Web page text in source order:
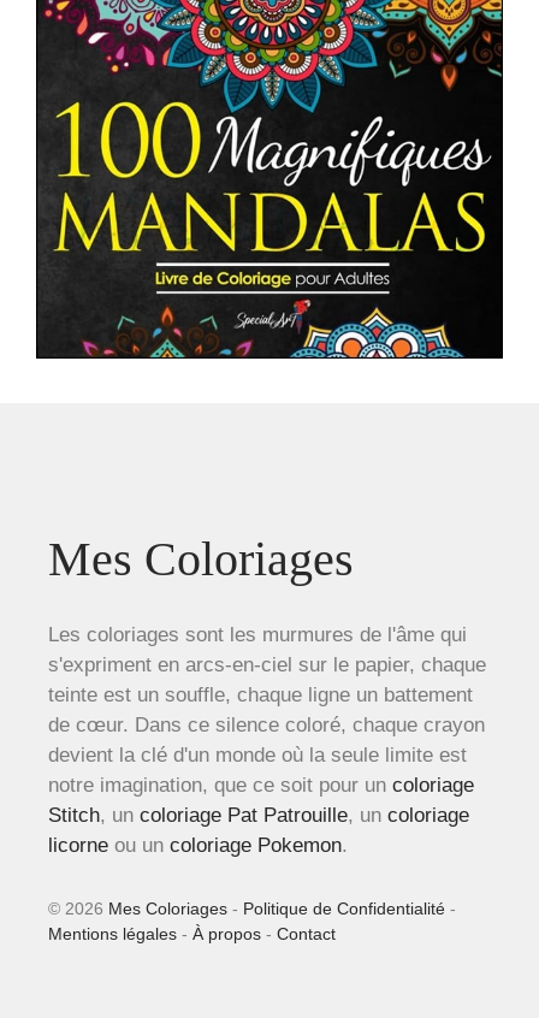
Mes Coloriages
Les coloriages sont les murmures de l'âme qui
s'expriment en arcs-en-ciel sur le papier, chaque
teinte est un souffle, chaque ligne un battement
de cœur. Dans ce silence coloré, chaque crayon
devient la clé d'un monde où la seule limite est
notre imagination, que ce soit pour un coloriage
Stitch, un coloriage Pat Patrouille, un coloriage
licorne ou un coloriage Pokemon.
© 2026 Mes Coloriages - Politique de Confidentialité -
Mentions légales - À propos - Contact